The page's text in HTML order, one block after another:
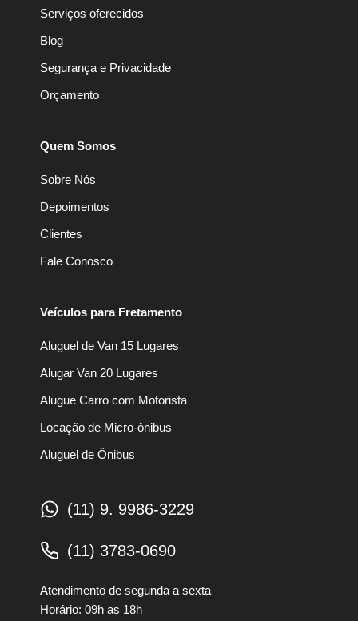
Serviços oferecidos
Blog
Segurança e Privacidade
Orçamento
Quem Somos
Sobre Nós
Depoimentos
Clientes
Fale Conosco
Veículos para Fretamento
Aluguel de Van 15 Lugares
Alugar Van 20 Lugares
Alugue Carro com Motorista
Locação de Micro-ônibus
Aluguel de Ônibus
(11) 9. 9986-3229
(11) 3783-0690
Atendimento de segunda a sexta
Horário: 09h as 18h